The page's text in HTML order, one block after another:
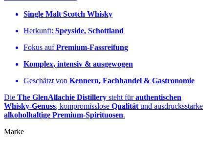
Single Malt Scotch Whisky
Herkunft: Speyside, Schottland
Fokus aufPremium‑Fassreifung
Komplex, intensiv & ausgewogen
Geschätzt von Kennern, Fachhandel & Gastronomie
Die The GlenAllachie Distillery steht fürauthentischen
Whisky‑Genuss, kompromisslose Qualität und ausdrucksstarke
alkoholhaltige Premium‑Spirituosen.
Marke